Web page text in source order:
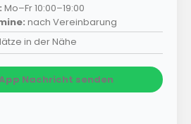
Mo–Fr 10:00–19:00
nach Vereinbarung
in der Nähe
Nachricht senden